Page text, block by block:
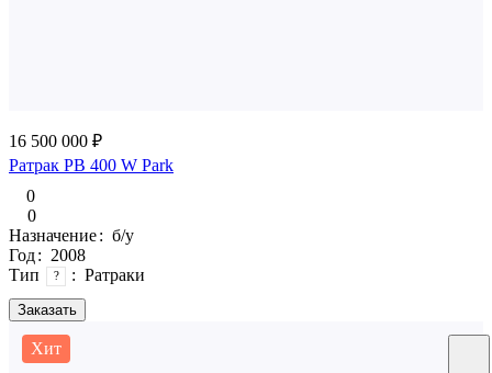
16 500 000 ₽
Ратрак PB 400 W Park
0
0
Заказать
Назначение: б/у
Год: 2008
Тип
? : Ратраки
Хит